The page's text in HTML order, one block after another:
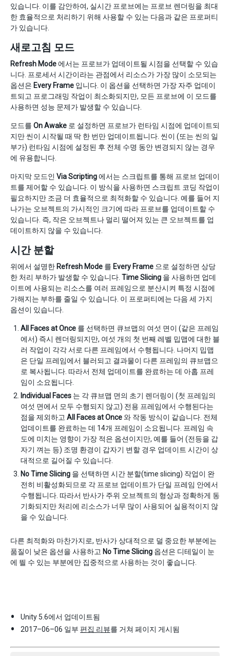
있습니다. 이를 감안하여, 실시간 프로브에는 프로브 렌더링을 최대
한 효율적으로 처리하기 위해 사용할 수 있는 다음과 같은 프로퍼티
가 있습니다.
새로고침 모드
Refresh Mode에서는 프로브가 업데이트될 시점을 선택할 수 있습
니다. 프로세서 시간이라는 관점에서 리소스가 가장 많이 소모되는
옵션은 Every Frame 입니다. 이 옵션을 선택하면 가장 자주 업데이
트되고 프로그래밍 작업이 최소화되지만, 모든 프로브에 이 모드를
사용하면 성능 문제가 발생할 수 있습니다.
모드를 On Awake 로 설정하면 프로브가 런타임 시점에 업데이트되
지만 씬이 시작될 때 딱 한 번만 업데이트됩니다. 씬이 (또는 씬의 일
부가) 런타임 시점에 설정된 후 전체 수명 동안 변경되지 않는 경우
에 유용합니다.
마지막 모드인 Via Scripting에서는 스크립트를 통해 프로브 업데이
트를 제어할 수 있습니다. 이 방식을 사용하면 스크립트 코딩 작업이
필요하지만 조금 더 효율적으로 최적화할 수 있습니다. 예를 들어 지
나가는 오브젝트의 가시적인 크기에 따라 프로브를 업데이트할 수
있습니다. 즉, 작은 오브젝트나 멀리 떨어져 있는 큰 오브젝트를 업
데이트하지 않을 수 있습니다.
시간 분할
위에서 설명한 Refresh Mode 를 Every Frame 으로 설정하면 상당
한 처리 부하가 발생할 수 있습니다. Time Slicing 을 사용하면 업데
이트에 사용되는 리소스를 여러 프레임으로 분산시켜 특정 시점에
가해지는 부하를 줄일 수 있습니다. 이 프로퍼티에는 다음 세 가지
옵션이 있습니다.
All Faces at Once 를 선택하면 큐브맵의 여섯 면이 (같은 프레임
에서) 즉시 렌더링되지만, 여섯 개의 첫 번째 레벨 밉맵에 대한 블
러 작업이 각각 서로 다른 프레임에서 수행됩니다. 나머지 밉맵
은 단일 프레임에서 블러되고 결과물이 다른 프레임의 큐브맵으
로 복사됩니다. 따라서 전체 업데이트를 완료하는 데 아홉 프레
임이 소요됩니다.
Individual Faces 는 각 큐브맵 면의 초기 렌더링이 (첫 프레임의
여섯 면에서 모두 수행되지 않고) 전용 프레임에서 수행된다는
점을 제외하고 All Faces at Once와 작동 방식이 같습니다. 전체
업데이트를 완료하는 데 14개 프레임이 소요됩니다. 프레임 속
도에 미치는 영향이 가장 적은 옵션이지만, 예를 들어 (전등을 갑
자기 껴는 등) 조명 환경이 갑자기 변할 경우 업데이트 시간이 상
대적으로 길어질 수 있습니다.
No Time Slicing 을 선택하면 시간 분할(time slicing) 작업이 완
전히 비활성화되므로 각 프로브 업데이트가 단일 프레임 안에서
수행됩니다. 따라서 반사가 주위 오브젝트의 형상과 정확하게 동
기화되지만 처리에 리소스가 너무 많이 사용되어 실용적이지 않
을 수 있습니다.
다른 최적화와 마찬가지로, 반사가 상대적으로 덜 중요한 부분에는
품질이 낮은 옵션을 사용하고 No Time Slicing 옵션은 디테일이 눈
에 띌 수 있는 부분에만 집중적으로 사용하는 것이 좋습니다.
Unity 5.6에서 업데이트됨
2017–06–06 일부 편집 리뷰를 거쳐 페이지 게시됨